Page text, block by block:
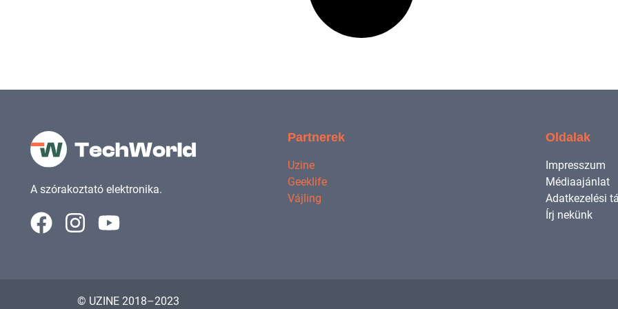
A szórakoztató elektronika.
Partnerek
Uzine
Geeklife
Vájling
Oldalak
Impresszum
Médiaajánlat
Adatkezelési
Írj nekünk
© UZINE 2018–2023